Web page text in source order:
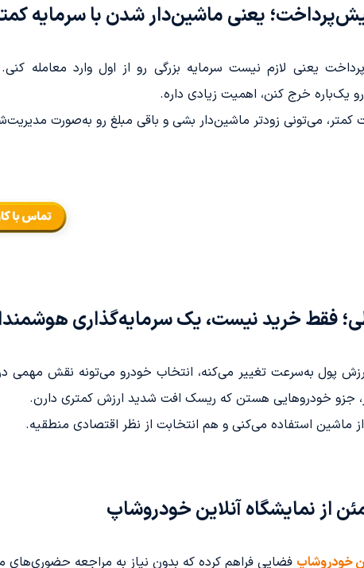
یعنی ماشین‌دار شدن با سرمایه
یعنی لازم نیست سرمایه بزرگی رو از اول وارد معامله
یک‌باره خرج کنن، اهمیت زیادی داره.
کمتر، می‌تونی زودتر ماشین‌دار بشی و باقی مبلغ رو به‌صورت
فقط خرید نیست، یک سرمایه‌گذاری
ارزش پول به‌سرعت تغییر می‌کنه، انتخاب خودرو می‌تونه نقش مهمی
جزو خودروهایی هستن که ریسک افت شدید ارزش کمتری دارن.
ماشین استفاده می‌کنی و هم انتخابت از نظر اقتصادی منطقیه.
از نمایشگاه آنلاین خودروشاپ
خودروشاپ فضایی فراهم کرده که بدون نیاز به مراجعه حضوری‌های